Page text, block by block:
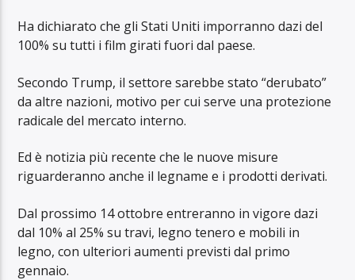
Ha dichiarato che gli Stati Uniti imporranno dazi del
100% su tutti i film girati fuori dal paese.
Secondo Trump, il settore sarebbe stato “derubato”
da altre nazioni, motivo per cui serve una protezione
radicale del mercato interno.
Ed è notizia più recente che le nuove misure
riguarderanno anche il legname e i prodotti derivati.
Dal prossimo 14 ottobre entreranno in vigore dazi
dal 10% al 25% su travi, legno tenero e mobili in
legno, con ulteriori aumenti previsti dal primo
gennaio.